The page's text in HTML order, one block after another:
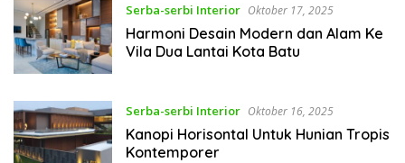
Serba-serbi Interior Oktober 17, 2025
Harmoni Desain Modern dan Alam Ke
Vila Dua Lantai Kota Batu
Serba-serbi Interior Oktober 16, 2025
Kanopi Horisontal Untuk Hunian Tropis
Kontemporer